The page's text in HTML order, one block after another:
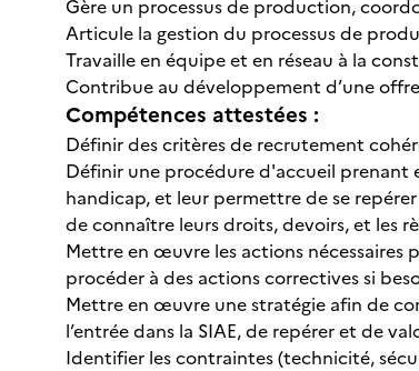
Gère un processus de production,
Articule la gestion du processus de
Travaille en équipe et en réseau à la
Contribue au développement d’une
Compétences attestées :
Définir des critères de recrutement
Définir une procédure d'accueil prenant
handicap, et leur permettre de se
de connaître leurs droits, devoirs, et les
Mettre en œuvre les actions
procéder à des actions correctives si
Mettre en œuvre une stratégie afin de
l’entrée dans la SIAE, de repérer et de
Identifier les contraintes (technicité,